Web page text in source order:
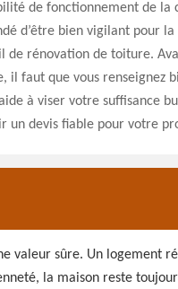
de fonctionnement de la
d’être bien vigilant pour
de rénovation de toiture.
il faut que vous renseignez
à viser votre suffisance
un devis fiable pour votre
valeur sûre. Un logement
la maison reste